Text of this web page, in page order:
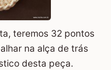
teremos 32 pontos
na alça de trás
desta peça.